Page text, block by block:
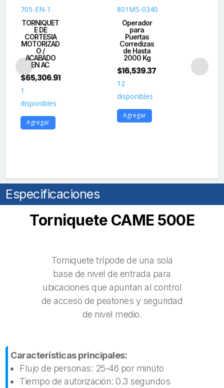
705-EN-1
TORNIQUET
E DE
CORTESIA
MOTORIZAD
O /
ACABADO
EN AC
$65,306.91
1
disponibles
Agregar
801MS-0340
Operador
para
Puertas
Corredizas
de Hasta
2000 Kg
$16,539.37
12
disponibles
Agregar
Especificaciones
Torniquete CAME 500E
Torniquete trípode de una sola
base de nivel de entrada para
ubicaciones que apuntan al control
de acceso de peatones y seguridad
de nivel medio.
Características principales:
Flujo de personas: 25-46 por minuto
Tiempo de autorización: 0.3 segundos